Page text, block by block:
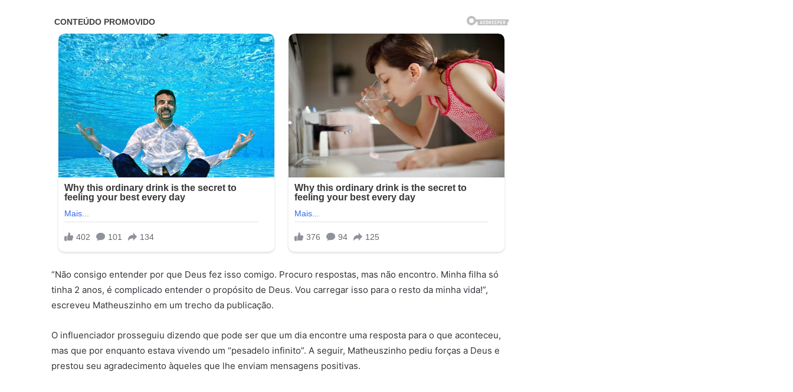
“Não consigo entender por que Deus fez isso comigo. Procuro respostas, mas não encontro. Minha filha só
tinha 2 anos, é complicado entender o propósito de Deus. Vou carregar isso para o resto da minha vida!”,
escreveu Matheuszinho em um trecho da publicação.
O influenciador prosseguiu dizendo que pode ser que um dia encontre uma resposta para o que aconteceu,
mas que por enquanto estava vivendo um “pesadelo infinito”. A seguir, Matheuszinho pediu forças a Deus e
prestou seu agradecimento àqueles que lhe enviam mensagens positivas.